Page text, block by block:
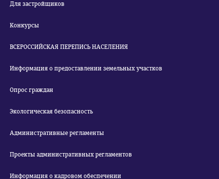
Для застройщиков
Конкурсы
ВСЕРОССИЙСКАЯ ПЕРЕПИСЬ НАСЕЛЕНИЯ
Информация о предоставлении земельных участков
Опрос граждан
Экологическая безопасность
Административные регламенты
Проекты административных регламентов
Информация о кадровом обеспечении